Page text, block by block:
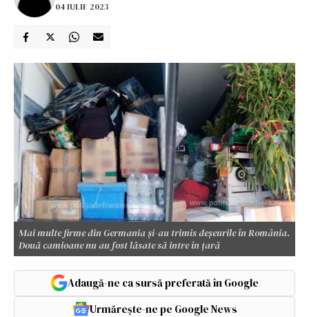
04 IULIE 2023
Mai multe firme din Germania și-au trimis deșeurile în România.
Două camioane nu au fost lăsate să intre în țară
Adaugă-ne ca sursă preferată în Google
Urmărește-ne pe Google News